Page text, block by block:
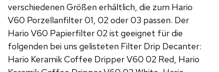
verschiedenen Größen erhältlich, die zum Hario
V60 Porzellanfilter 01, 02 oder 03 passen. Der
Hario V60 Papierfilter 02 ist geeignet für die
folgenden bei uns gelisteten Filter Drip Decanter:
Hario Keramik Coffee Dripper V60 02 Red, Hario